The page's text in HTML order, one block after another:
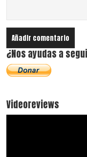
¿Nos ayudas a
Videoreviews